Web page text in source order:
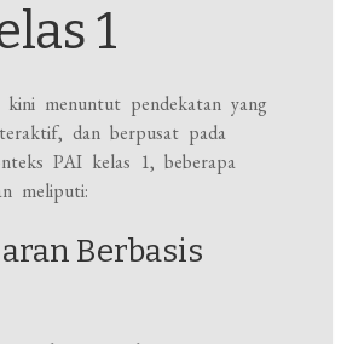
1
kini menuntut pendekatan yang
dan berpusat pada
PAI kelas 1, beberapa
meliputi:
Berbasis